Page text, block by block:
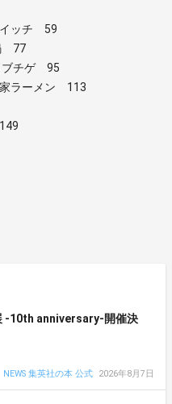
イッチ 59
77
ブチゲ 95
ラーメン 113
-10th anniversary-開催決
NEWS 集英社の本 公式
2026年8月7日